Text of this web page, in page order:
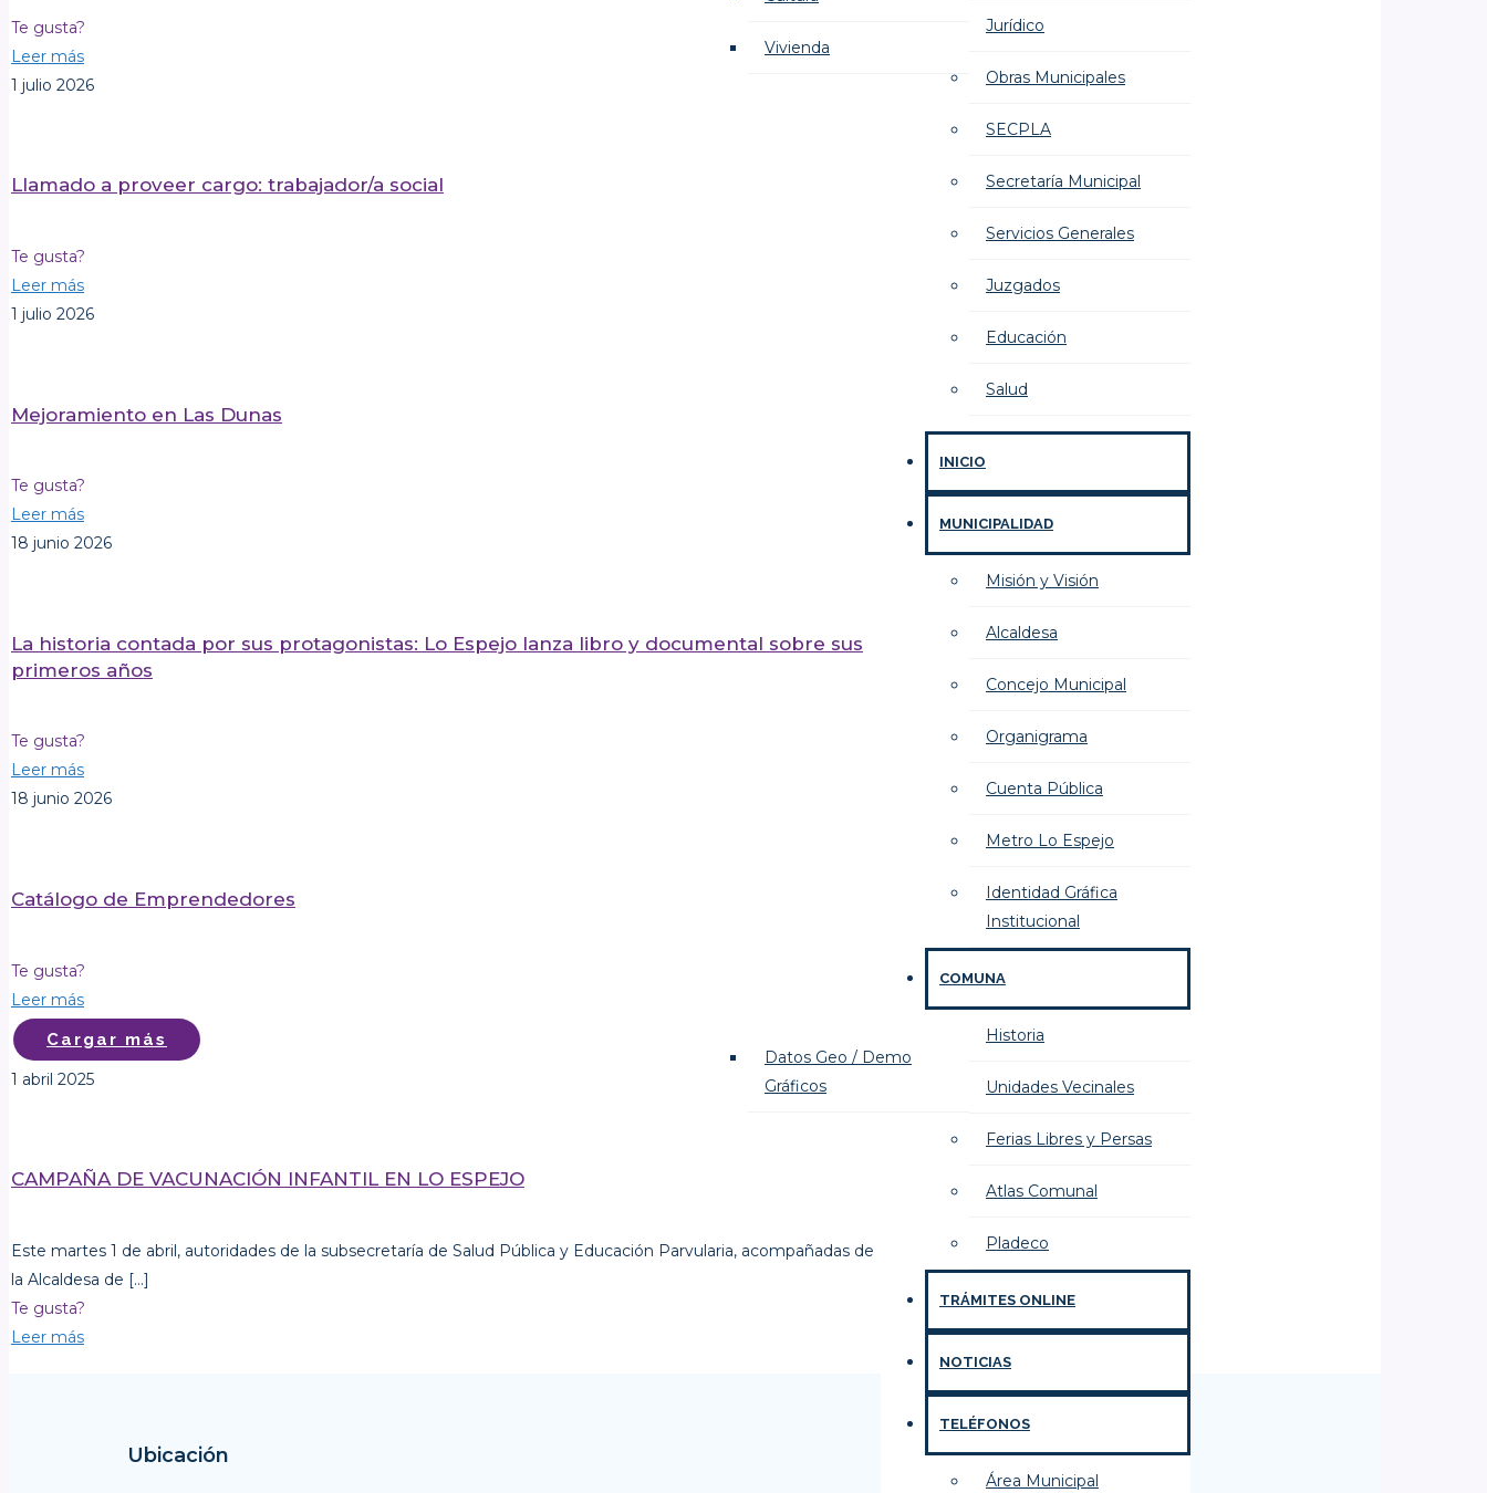
Vivienda
Jurídico
Obras Municipales
SECPLA
Secretaría Municipal
Servicios Generales
Juzgados
Educación
Salud
INICIO
MUNICIPALIDAD
Misión y Visión
Alcaldesa
Concejo Municipal
Organigrama
Cuenta Pública
Metro Lo Espejo
Identidad Gráfica
Institucional
COMUNA
Historia
Datos Geo / Demo
Gráficos
Unidades Vecinales
Ferias Libres y Persas
Atlas Comunal
Pladeco
TRÁMITES ONLINE
NOTICIAS
TELÉFONOS
Área Municipal
Te gusta?
Leer más
1 julio 2026
Llamado a proveer cargo: trabajador/a social
Te gusta?
Leer más
1 julio 2026
Mejoramiento en Las Dunas
Te gusta?
Leer más
18 junio 2026
La historia contada por sus protagonistas: Lo Espejo lanza libro y documental sobre sus
primeros años
Te gusta?
Leer más
18 junio 2026
Catálogo de Emprendedores
Te gusta?
Leer más
Cargar más
1 abril 2025
CAMPAÑA DE VACUNACIÓN INFANTIL EN LO ESPEJO
Este martes 1 de abril, autoridades de la subsecretaría de Salud Pública y Educación Parvularia, acompañadas de
la Alcaldesa de […]
Te gusta?
Leer más
Ubicación